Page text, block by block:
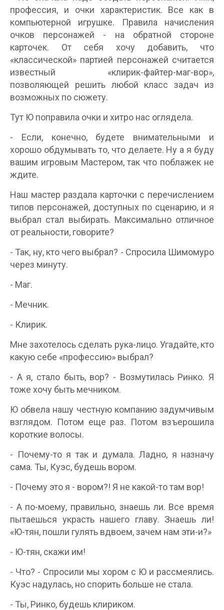
профессия, и очки характеристик. Все как в
компьютерной игрушке. Правила начисления
очков персонажей - на обратной стороне
карточек. От себя хочу добавить, что
«классической» партией персонажей считается
известный «клирик-файтер-маг-вор»,
позволяющей решить любой класс задач из
возможных по сюжету.
Тут Ю поправила очки и хитро нас оглядела.
- Если, конечно, будете внимательными и
хорошо обдумывать то, что делаете. Ну а я буду
вашим игровым Мастером, так что поблажек не
ждите.
Наш мастер раздала карточки с перечислением
типов персонажей, доступных по сценарию, и я
выбрал стал выбирать. Максимально отличное
от реальности, говорите?
- Так, ну, кто чего выбрал? - Спросила Шимомуро
через минуту.
- Маг.
- Мечник.
- Клирик.
Мне захотелось сделать рука-лицо. Угадайте, кто
какую себе «профессию» выбрал?
- А я, стало быть, вор? - Возмутилась Ринко. Я
тоже хочу быть мечником.
Ю обвела нашу честную компанию задумчивым
взглядом. Потом еще раз. Потом взъерошила
короткие волосы.
- Почему-то я так и думала. Ладно, я назначу
сама. Ты, Куэс, будешь вором.
- Почему это я - вором?! Я не какой-то там вор!
- А по-моему, правильно, знаешь ли. Все время
пытаешься украсть нашего главу. Знаешь ли!
«Ю-тян, пошли гулять вдвоем, зачем нам эти-и?»
- Ю-тян, скажи им!
- Что? - Спросили мы хором с Ю и рассмеялись.
Куэс надулась, но спорить больше не стала.
- Ты, Ринко, будешь клириком.